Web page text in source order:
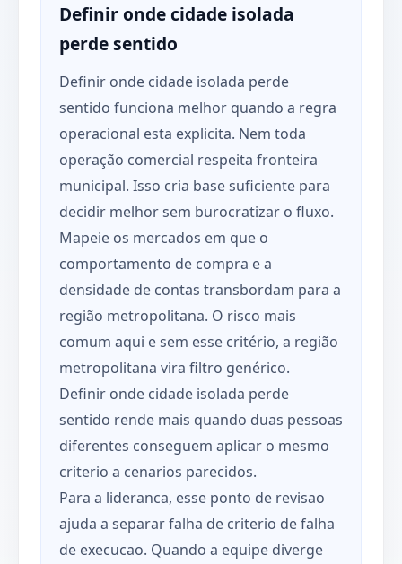
Definir onde cidade isolada
perde sentido
Definir onde cidade isolada perde
sentido funciona melhor quando a regra
operacional esta explicita. Nem toda
operação comercial respeita fronteira
municipal. Isso cria base suficiente para
decidir melhor sem burocratizar o fluxo.
Mapeie os mercados em que o
comportamento de compra e a
densidade de contas transbordam para a
região metropolitana. O risco mais
comum aqui e sem esse critério, a região
metropolitana vira filtro genérico.
Definir onde cidade isolada perde
sentido rende mais quando duas pessoas
diferentes conseguem aplicar o mesmo
criterio a cenarios parecidos.
Para a lideranca, esse ponto de revisao
ajuda a separar falha de criterio de falha
de execucao. Quando a equipe diverge